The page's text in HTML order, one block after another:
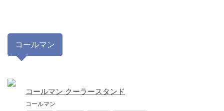
コールマン
コールマン クーラースタンド
コールマン